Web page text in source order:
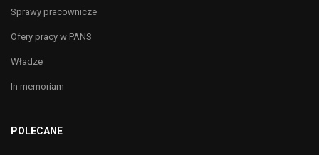
Sprawy pracownicze
Ofery pracy w PANS
Władze
In memoriam
POLECANE